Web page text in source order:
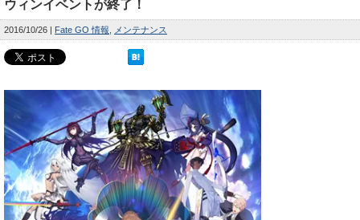
ウィンイベントが終了！
2016/10/26 Fate GO 情報 メンテナンス